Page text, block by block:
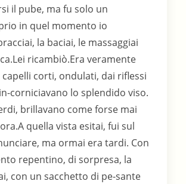
il pube, ma fu solo un
in quel momento io
la baciai, le massaggiai
ricambiò.Era veramente
corti, ondulati, dai riflessi
corniciavano lo splendido viso.
brillavano come forse mai
quella vista esitai, fui sul
ma ormai era tardi. Con
repentino, di sorpresa, la
con un sacchetto di pe-sante